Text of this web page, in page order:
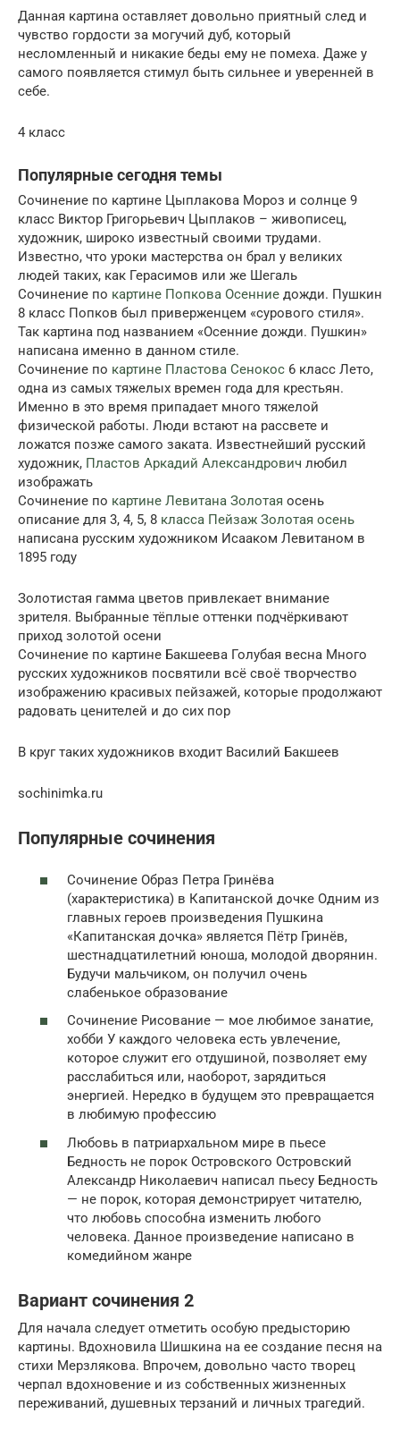
Данная картина оставляет довольно приятный след и
чувство гордости за могучий дуб, который
несломленный и никакие беды ему не помеха. Даже у
самого появляется стимул быть сильнее и уверенней в
себе.
4 класс
Популярные сегодня темы
Сочинение по картине Цыплакова Мороз и солнце 9
класс Виктор Григорьевич Цыплаков – живописец,
художник, широко известный своими трудами.
Известно, что уроки мастерства он брал у великих
людей таких, как Герасимов или же Шегаль
Сочинение по картине Попкова Осенние дожди. Пушкин
8 класс Попков был приверженцем «сурового стиля».
Так картина под названием «Осенние дожди. Пушкин»
написана именно в данном стиле.
Сочинение по картине Пластова Сенокос 6 класс Лето,
одна из самых тяжелых времен года для крестьян.
Именно в это время припадает много тяжелой
физической работы. Люди встают на рассвете и
ложатся позже самого заката. Известнейший русский
художник, Пластов Аркадий Александрович любил
изображать
Сочинение по картине Левитана Золотая осень
описание для 3, 4, 5, 8 класса Пейзаж Золотая осень
написана русским художником Исааком Левитаном в
1895 году
Золотистая гамма цветов привлекает внимание
зрителя. Выбранные тёплые оттенки подчёркивают
приход золотой осени
Сочинение по картине Бакшеева Голубая весна Много
русских художников посвятили всё своё творчество
изображению красивых пейзажей, которые продолжают
радовать ценителей и до сих пор
В круг таких художников входит Василий Бакшеев
sochinimka.ru
Популярные сочинения
Сочинение Образ Петра Гринёва
(характеристика) в Капитанской дочке Одним из
главных героев произведения Пушкина
«Капитанская дочка» является Пётр Гринёв,
шестнадцатилетний юноша, молодой дворянин.
Будучи мальчиком, он получил очень
слабенькое образование
Сочинение Рисование — мое любимое занатие,
хобби У каждого человека есть увлечение,
которое служит его отдушиной, позволяет ему
расслабиться или, наоборот, зарядиться
энергией. Нередко в будущем это превращается
в любимую профессию
Любовь в патриархальном мире в пьесе
Бедность не порок Островского Островский
Александр Николаевич написал пьесу Бедность
— не порок, которая демонстрирует читателю,
что любовь способна изменить любого
человека. Данное произведение написано в
комедийном жанре
Вариант сочинения 2
Для начала следует отметить особую предысторию
картины. Вдохновила Шишкина на ее создание песня на
стихи Мерзлякова. Впрочем, довольно часто творец
черпал вдохновение и из собственных жизненных
переживаний, душевных терзаний и личных трагедий.